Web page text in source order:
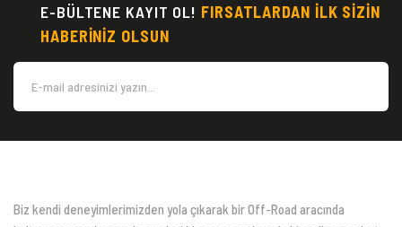
E-BÜLTENE KAYIT OL! FIRSATLARDAN İLK SİZİN
HABERİNİZ OLSUN
Biz kendi deneyimlerimizden yola çıkarak bir Off-Road aracında